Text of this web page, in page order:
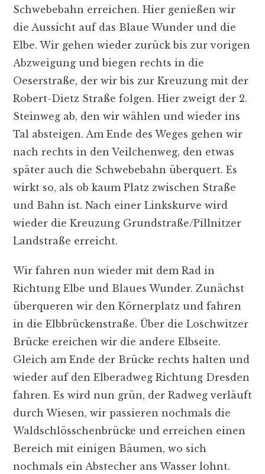
Schwebebahn erreichen. Hier genießen wir
die Aussicht auf das Blaue Wunder und die
Elbe. Wir gehen wieder zurück bis zur vorigen
Abzweigung und biegen rechts in die
Oeserstraße, der wir bis zur Kreuzung mit der
Robert-Dietz Straße folgen. Hier zweigt der 2.
Steinweg ab, den wir wählen und wieder ins
Tal absteigen. Am Ende des Weges gehen wir
nach rechts in den Veilchenweg, den etwas
später auch die Schwebebahn überquert. Es
wirkt so, als ob kaum Platz zwischen Straße
und Bahn ist. Nach einer Linkskurve wird
wieder die Kreuzung Grundstraße/Pillnitzer
Landstraße erreicht.
Wir fahren nun wieder mit dem Rad in
Richtung Elbe und Blaues Wunder. Zunächst
überqueren wir den Körnerplatz und fahren
in die Elbbrückenstraße. Über die Loschwitzer
Brücke ereichen wir die andere Elbseite.
Gleich am Ende der Brücke rechts halten und
wieder auf den Elberadweg Richtung Dresden
fahren. Es wird nun grün, der Radweg verläuft
durch Wiesen, wir passieren nochmals die
Waldschlösschenbrücke und erreichen einen
Bereich mit einigen Bäumen, wo sich
nochmals ein Abstecher ans Wasser lohnt.